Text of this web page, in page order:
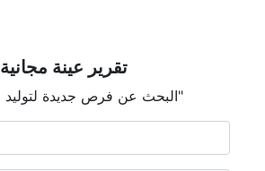
تقرير عينة مجانية
"البحث عن فرص جديدة لتوليد الإيرادات"